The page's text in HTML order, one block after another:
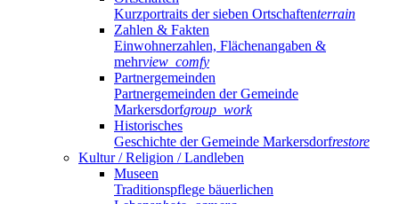
Kurzportraits der sieben Ortschaftenterrain
Zahlen & Fakten
Einwohnerzahlen, Flächenangaben &
mehrview_comfy
Partnergemeinden
Partnergemeinden der Gemeinde
Markersdorfgroup_work
Historisches
Geschichte der Gemeinde Markersdorfrestore
Kultur / Religion / Landleben
Museen
Traditionspflege bäuerlichen